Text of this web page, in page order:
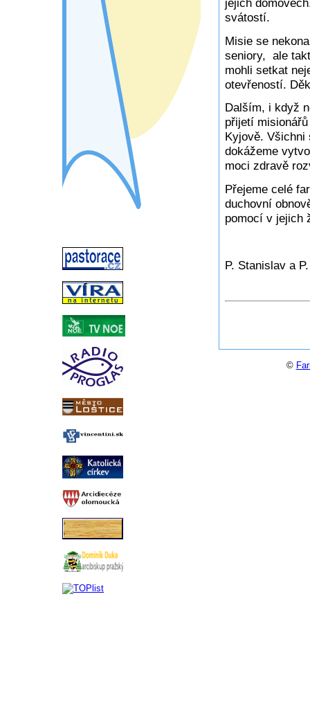
svátostí.
Misie se
seniory, ale
mohli setkat
otevřeností.
Dalším, i když
přijetí
Kyjově. Všichni
dokážeme
moci zdravě
Přejeme celé
duchovní
pomocí v jejich
P. Stanislav a
©